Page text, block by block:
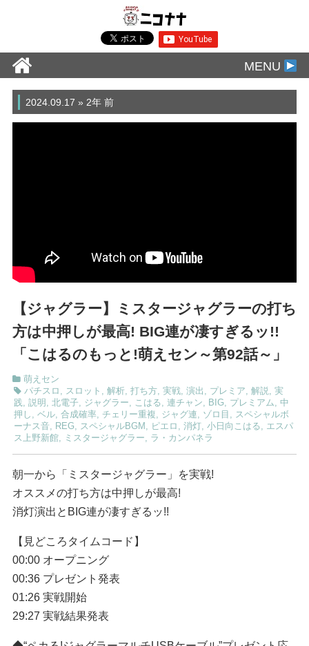
MENU
2024.09.17 » 2年 前
【ジャグラー】ミスタージャグラーの打ち
方は中押しが最高! BIG連が凄すぎるッ!!
「こはるのもっと!萌えセン～第92話～」
萌えセン
パチスロ , スロット , 解析, 打ち方, 実戦, 演出 , プレミア, 解説, 実
践, 説明 , 北電子, ジャグラー, こはる, 連チャン, BIG, プレミアム, 中
押し , ベル, 合成確率, チェリー重複, ジャグ連, ゾロ目 , スペシャルボ
ーナス音, REG, スペシャルBGM , ピエロ , 消灯, 小日向こはる, エスパ
ス上野新館, ミスタージャグラー, ラ・カンパネラ
朝一から「ミスタージャグラー」を実戦!
オススメの打ち方は中押しが最高!
消灯演出とBIG連が凄すぎるッ!!
【見どころタイムコード】
00:00 オープニング
00:36 プレゼント発表
01:26 実戦開始
29:27 実戦結果発表